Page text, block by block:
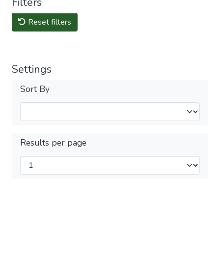
Reset filters
Settings
Sort By
Results per page